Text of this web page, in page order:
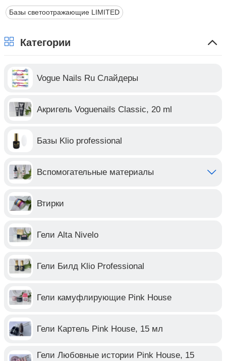
Базы светоотражающие LIMITED
Категории
Vogue Nails Ru Слайдеры
Акригель Voguenails Classic, 20 ml
Базы Klio professional
Вспомогательные материалы
Втирки
Гели Alta Nivelo
Гели Билд Klio Professional
Гели камуфлирующие Pink House
Гели Картель Pink House, 15 мл
Гели Любовные истории Pink House, 15